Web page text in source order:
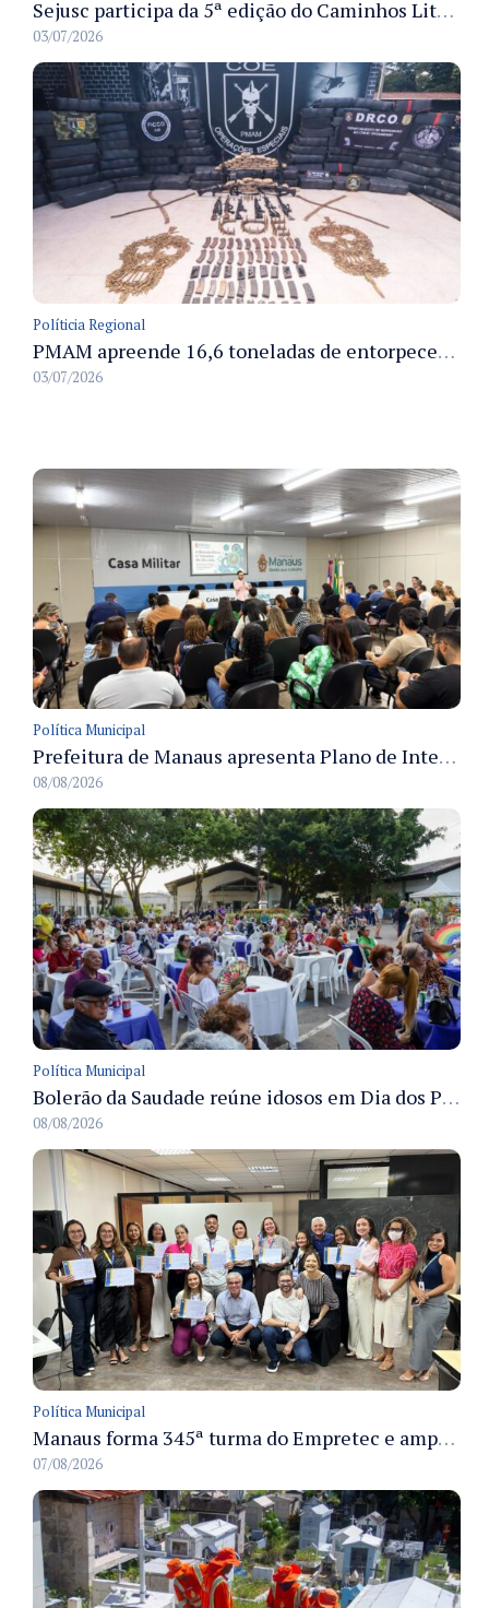
Sejusc participa da 5ª edição do Caminhos Literários com foco na cultura hip-hop nas unidades socioeducativas
03/07/2026
Políticia Regional
PMAM apreende 16,6 toneladas de entorpecentes e registra aumento nas prisões em flagrante e nas capturas de foragidos no primeiro semestre de 2026
03/07/2026
Política Municipal
Prefeitura de Manaus apresenta Plano de Integridade da CGM e qualifica servidores para governança e conformidade no biênio 2027-2028
08/08/2026
Política Municipal
Bolerão da Saudade reúne idosos em Dia dos Pais promovido pela Fundação Dr. Thomas em Manaus
08/08/2026
Política Municipal
Manaus forma 345ª turma do Empretec e amplia qualificação de empreendedores na cidade
07/08/2026